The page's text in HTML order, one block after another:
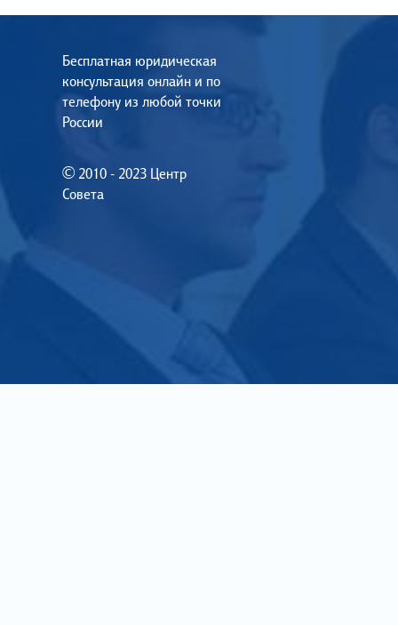
Бесплатная юридическая
консультация онлайн и по
телефону из любой точки
России
© 2010 - 2023 Центр
Совета